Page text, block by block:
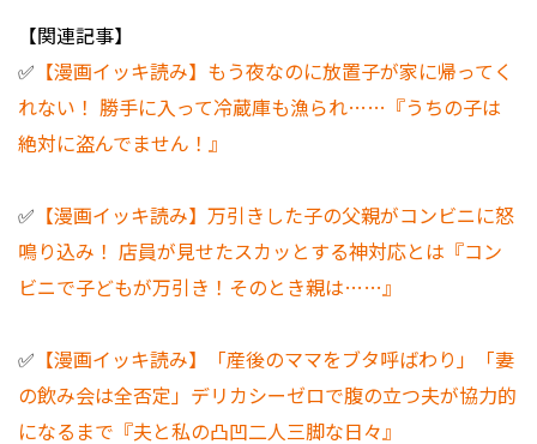
【関連記事】
✅ 【漫画イッキ読み】もう夜なのに放置子が家に帰ってく
れない！ 勝手に入って冷蔵庫も漁られ……『うちの子は
絶対に盗んでません！』
✅ 【漫画イッキ読み】万引きした子の父親がコンビニに怒
鳴り込み！ 店員が見せたスカッとする神対応とは『コン
ビニで子どもが万引き！そのとき親は……』
✅ 【漫画イッキ読み】「産後のママをブタ呼ばわり」「妻
の飲み会は全否定」デリカシーゼロで腹の立つ夫が協力的
になるまで『夫と私の凸凹二人三脚な日々』